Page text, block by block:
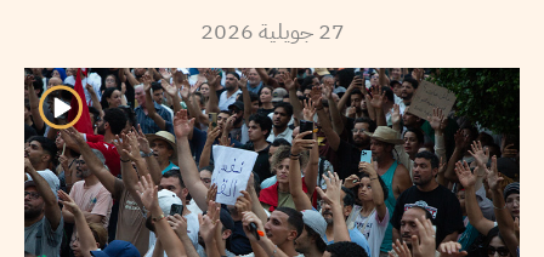
27 جويلية2026